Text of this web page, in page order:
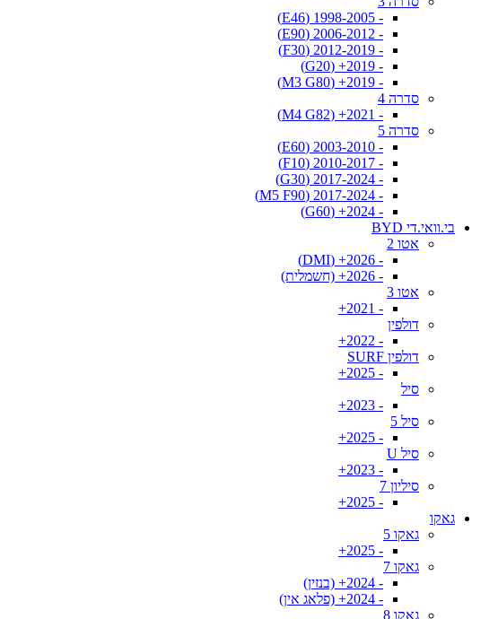
- 1998-2005 (E46)
- 2006-2012 (E90)
- 2012-2019 (F30)
- 2019+ (G20)
- 2019+ (M3 G80)
סדרה 4
- 2021+ (M4 G82)
סדרה 5
- 2003-2010 (E60)
- 2010-2017 (F10)
- 2017-2024 (G30)
- 2017-2024 (M5 F90)
- 2024+ (G60)
בי.וואי.די BYD
אטו 2
- 2026+ (DMI)
- 2026+ (חשמלית)
אטו 3
- 2021+
דולפין
- 2022+
דולפין SURF
- 2025+
סיל
- 2023+
סיל 5
- 2025+
סיל U
- 2023+
סיליון 7
- 2025+
גאקו
גאקו 5
- 2025+
גאקו 7
- 2024+ (בנזין)
- 2024+ (פלאג אין)
גאקו 8